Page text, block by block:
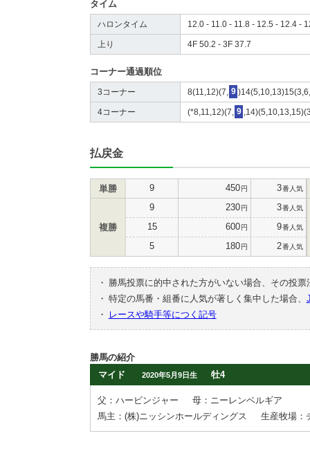
タイム
ハロンタイム 12.0 - 11.0 - 11.8 - 12.5 - 12.4 -
上り 4F 50.2 - 3F 37.7
コーナー通過順位
3コーナー 8(11,12)(7, 9
4コーナー (*8,11,12)(7, 9
払戻金
単勝 9 450円 3番人気
複勝
9 230円 3番人気
15 600円 9番人気
5 180円 2番人気
・
勝馬投票に的中された方がいない場合、その投
・ 特定の馬番・組番に人気が著しく集中した場合、
・
レースや騎手等につく記号
勝馬の紹介
マイド
2020年5月9日生 牡4
父：ハービンジャー
母：ニーレンベルギア
馬主：(株)ニッシンホールディングス
生産牧場：